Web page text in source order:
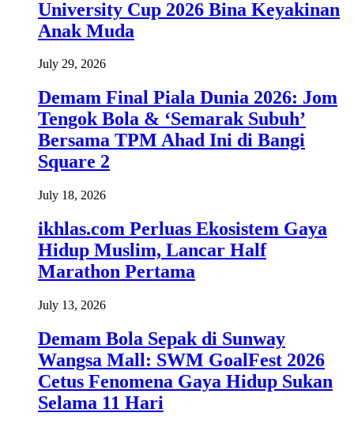
University Cup 2026 Bina Keyakinan
Anak Muda
July 29, 2026
Demam Final Piala Dunia 2026: Jom
Tengok Bola & ‘Semarak Subuh’
Bersama TPM Ahad Ini di Bangi
Square 2
July 18, 2026
ikhlas.com Perluas Ekosistem Gaya
Hidup Muslim, Lancar Half
Marathon Pertama
July 13, 2026
Demam Bola Sepak di Sunway
Wangsa Mall: SWM GoalFest 2026
Cetus Fenomena Gaya Hidup Sukan
Selama 11 Hari